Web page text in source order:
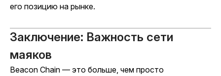
его позицию на рынке.
Заключение: Важность сети
маяков
Beacon Chain — это больше, чем просто